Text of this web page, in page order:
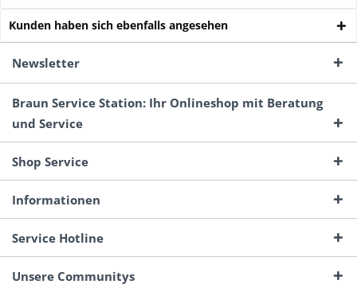
Kunden haben sich ebenfalls angesehen
Newsletter
Braun Service Station: Ihr Onlineshop mit Beratung
und Service
Shop Service
Informationen
Service Hotline
Unsere Communitys